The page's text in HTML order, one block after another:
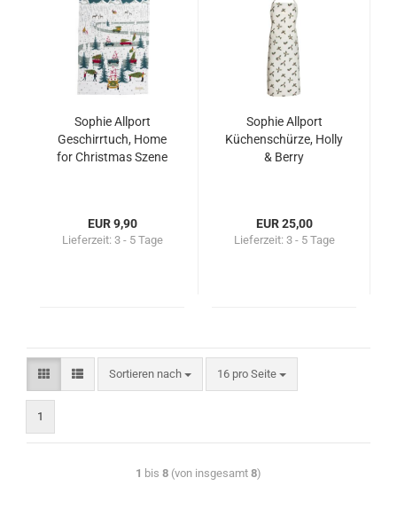
Sophie Allport
Geschirrtuch, Home
for Christmas Szene
EUR 9,90
Lieferzeit: 3 - 5 Tage
Sophie Allport
Küchenschürze, Holly
& Berry
EUR 25,00
Lieferzeit: 3 - 5 Tage
Sortieren nach 16 pro Seite
1
1 bis 8 (von insgesamt 8)